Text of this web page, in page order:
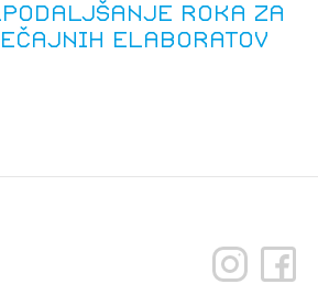
uporabnikom. Da lahko do nje
se je potrebno prijaviti.roka za
elaboratov